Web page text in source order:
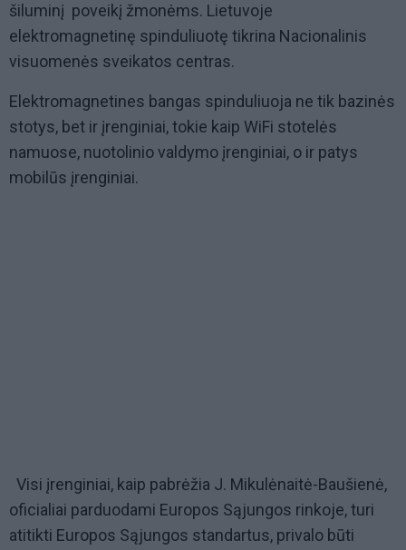
šiluminį poveikį žmonėms. Lietuvoje
elektromagnetinę spinduliuotę tikrina Nacionalinis
visuomenės sveikatos centras.
Elektromagnetines bangas spinduliuoja ne tik bazinės
stotys, bet ir įrenginiai, tokie kaip WiFi stotelės
namuose, nuotolinio valdymo įrenginiai, o ir patys
mobilūs įrenginiai.
Visi įrenginiai, kaip pabrėžia J. Mikulėnaitė-Baušienė,
oficialiai parduodami Europos Sąjungos rinkoje, turi
atitikti Europos Sąjungos standartus, privalo būti